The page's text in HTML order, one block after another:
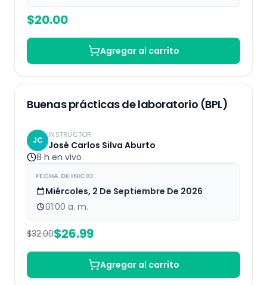
$20.00
Agregar al carrito
16% OFF EN VIVO
Buenas prácticas de laboratorio (BPL)
JC
INSTRUCTOR
José Carlos Silva Aburto
8 h en vivo
FECHA DE INICIO
Miércoles, 2 De Septiembre De 2026
01:00 a. m.
$32.00$26.99
Agregar al carrito